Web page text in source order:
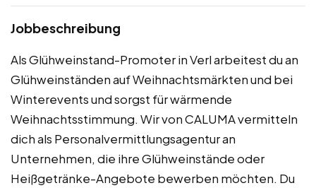
Jobbeschreibung
Als Glühweinstand-Promoter in Verl arbeitest du an
Glühweinständen auf Weihnachtsmärkten und bei
Winterevents und sorgst für wärmende
Weihnachtsstimmung. Wir von CALUMA vermitteln
dich als Personalvermittlungsagentur an
Unternehmen, die ihre Glühweinstände oder
Heißgetränke-Angebote bewerben möchten. Du